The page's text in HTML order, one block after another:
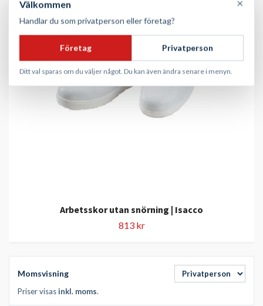
Momsvisning
Priser visasinkl. moms.
Arbetsskor utan snörning | Isacco
813 kr
Välkommen
Handlar du som privatperson eller företag?
Företag Privatperson
Ditt val sparas om du väljer något. Du kan även ändra senare i menyn.